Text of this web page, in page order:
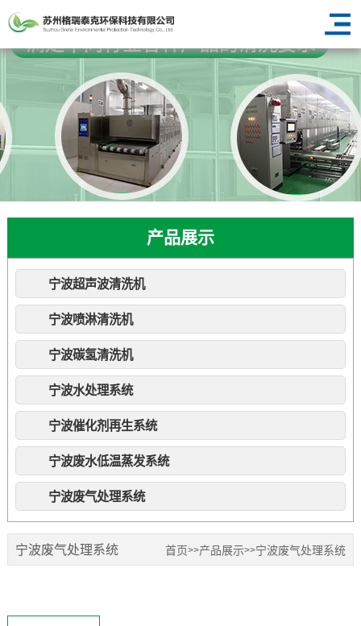
产品展示
宁波超声波清洗机
宁波喷淋清洗机
宁波碳氢清洗机
宁波水处理系统
宁波催化剂再生系统
宁波废水低温蒸发系统
宁波废气处理系统
宁波废气处理系统 首页>>产品展示>>宁波废气处理系统